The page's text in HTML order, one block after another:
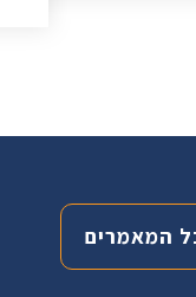
המאמרים